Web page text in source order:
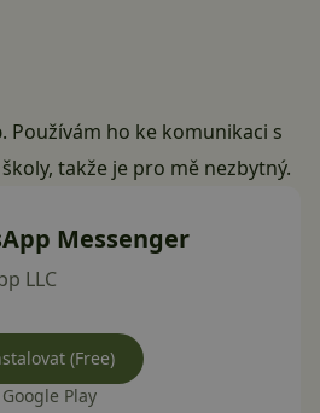
. Používám ho ke komunikaci s
takže je pro mě nezbytný.
Messenger
LLC
(Free)
Google Play